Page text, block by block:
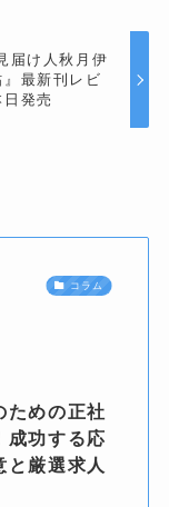
届け人秋月伊
』最新刊レビ
日発売
コラム
ための正社
成功する応
と厳選求人